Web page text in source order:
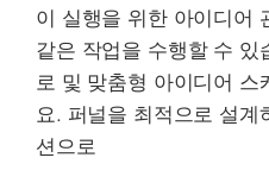
이 실행을 위한 아이디어
같은 작업을 수행할 수 있
로 및 맞춤형 아이디어 스
요. 퍼널을 최적으로 설계
션으로